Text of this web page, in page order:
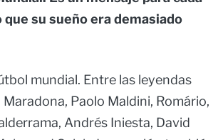
que su sueño era demasiado
mundial. Entre las leyendas
Paolo Maldini, Romário,
Andrés Iniesta, David